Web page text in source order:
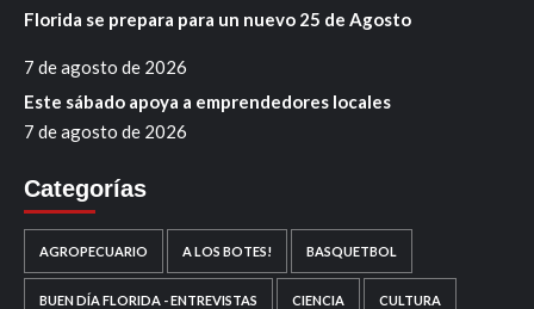
Florida se prepara para un nuevo 25 de Agosto
7 de agosto de 2026
Este sábado apoya a emprendedores locales
7 de agosto de 2026
Categorías
AGROPECUARIO A LOS BOTES! BASQUETBOL
BUEN DÍA FLORIDA - ENTREVISTAS CIENCIA CULTURA